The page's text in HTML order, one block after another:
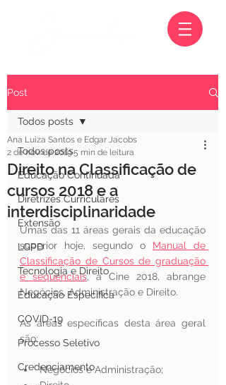
Post
Todos posts
Educação Continuada
Diretrizes Curriculares
Extensão
LGPD
Tecnologia e Direito
Educação Específica
COVID-19
Processo Seletivo
Credenciamento
Todos posts
Direito na Classificação de
cursos 2018 e a
interdisciplinaridade
Ana Luiza Santos e Edgar Jacobs
2 de nov. de 20195 min de leitura
Umas das 11 áreas gerais da educação
superior hoje, segundo o Manual de
Classificação de Cursos de graduação
e sequenciais, a Cine 2018, abrange
Negócios, Administração e Direito.
As áreas específicas desta área geral
são:
Negócios e Administração;